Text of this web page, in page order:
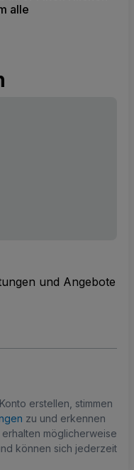
alle
und Angebote
erstellen, stimmen
zu und erkennen
erhalten möglicherweise
können sich jederzeit